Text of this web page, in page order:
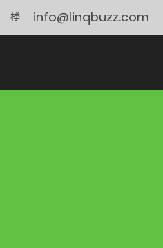
info@linqbuzz.com